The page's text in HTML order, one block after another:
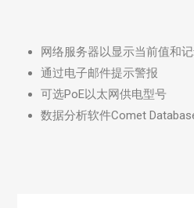
网络服务器以显示当前值和
通过电子邮件提示警报
可选PoE以太网供电型号
数据分析软件Comet